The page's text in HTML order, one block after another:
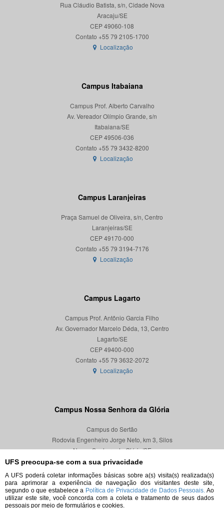
UFS preocupa-se com a sua privacidade
A UFS poderá coletar informações básicas sobre a(s) visita(s) realizada(s)
para aprimorar a experiência de navegação dos visitantes deste site,
segundo o que estabelece a Política de Privacidade de Dados Pessoais. Ao
utilizar este site, você concorda com a coleta e tratamento de seus dados
pessoais por meio de formulários e cookies.
Rua Cláudio Batista, s/n, Cidade Nova
Aracaju/SE
CEP 49060-108
Localização
Campus Itabaiana
Campus Prof. Alberto Carvalho
Av. Vereador Olímpio Grande, s/n
Itabaiana/SE
CEP 49506-036
Localização
Campus Laranjeiras
Praça Samuel de Oliveira, s/n, Centro
Laranjeiras/SE
CEP 49170-000
Localização
Campus Lagarto
Campus Prof. Antônio Garcia Filho
Av. Governador Marcelo Déda, 13, Centro
Lagarto/SE
CEP 49400-000
Localização
Campus Nossa Senhora da Glória
Campus do Sertão
Rodovia Engenheiro Jorge Neto, km 3, Silos
Nossa Senhora da Glória/SE
CEP 49680-000
Localização